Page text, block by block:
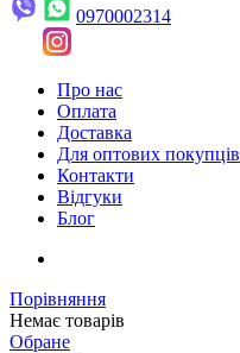
0970002314
Про нас
Оплата
Доставка
Для оптових покупців
Контакти
Відгуки
Блог
Порівняння
Немає товарів
Обране